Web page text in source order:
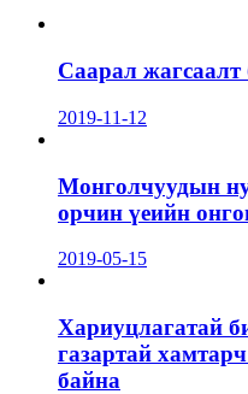
Саарал
2019-11-12
Монголчуудын
орчин үеийн
2019-05-15
Хариуцлагатай
газартай
байна